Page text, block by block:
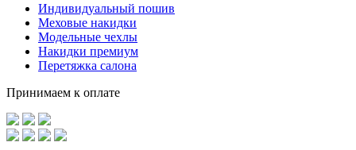
Индивидуальный пошив
Меховые накидки
Модельные чехлы
Накидки премиум
Перетяжка салона
Принимаем к оплате